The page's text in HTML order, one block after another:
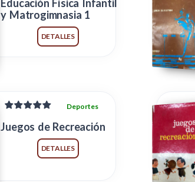
Educación Física Infantil
y Matrogimnasia 1
DETALLES
Deportes
Juegos de Recreación
DETALLES